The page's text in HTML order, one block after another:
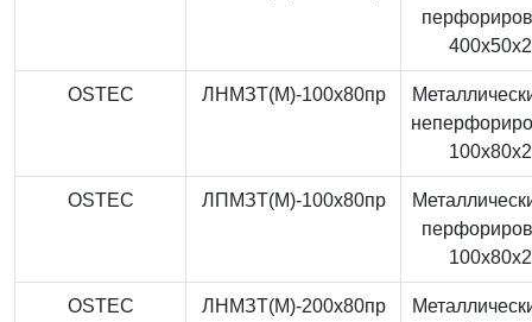
OSTEC ЛНМЗТ(М)-100x80пр
OSTEC ЛПМЗТ(М)-100x80пр
OSTEC ЛНМЗТ(М)-200x80пр